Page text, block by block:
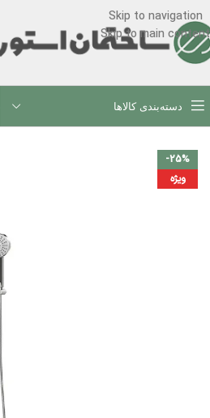
Skip to navigation
Skip to main content
دسته‌بندی کالاها
-25%
ویژه